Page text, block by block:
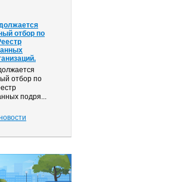
отбор по
отбор по
подря...